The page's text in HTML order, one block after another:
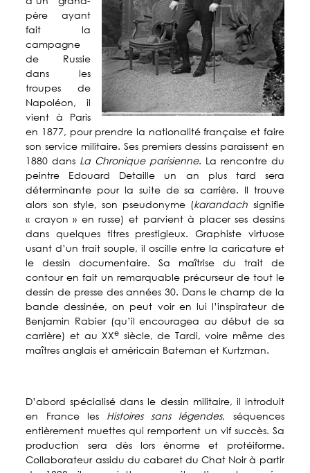
Politique de numérisation
- Périodiques
- Thématiques
Nos partenaires
père ayant
fait la
campagne
de Russie
dans les
troupes de
Napoléon, il
vient à Paris
en 1877, pour prendre la nationalité française et faire
son service militaire. Ses premiers dessins paraissent en
1880 dans La Chronique parisienne. La rencontre du
peintre Edouard Detaille un an plus tard sera
déterminante pour la suite de sa carrière. Il trouve
alors son style, son pseudonyme (karandach signifie
« crayon » en russe) et parvient à placer ses dessins
dans quelques titres prestigieux. Graphiste virtuose
usant d’un trait souple, il oscille entre la caricature et
le dessin documentaire. Sa maîtrise du trait de
contour en fait un remarquable précurseur de tout le
dessin de presse des années 30. Dans le champ de la
bande dessinée, on peut voir en lui l’inspirateur de
Benjamin Rabier (qu’il encouragea au début de sa
carrière) et au XXe siècle, de Tardi, voire même des
maîtres anglais et américain Bateman et Kurtzman.
D’abord spécialisé dans le dessin militaire, il introduit
en France les Histoires sans légendes, séquences
entièrement muettes qui remportent un vif succès. Sa
production sera dès lors énorme et protéiforme.
Collaborateur assidu du cabaret du Chat Noir à partir